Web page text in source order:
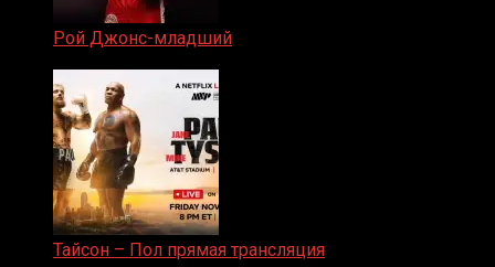
Рой Джонс-младший
Тайсон – Пол прямая трансляция